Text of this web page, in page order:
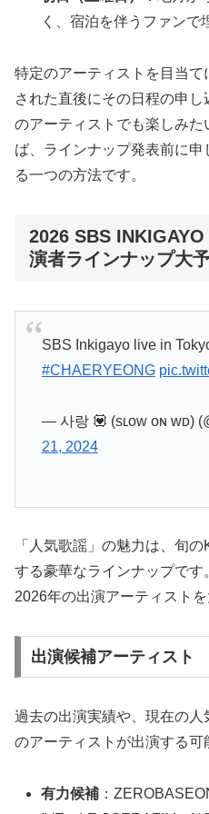
く、宿泊を伴うファンで
特定のアーティストを目当
された直後にその日程の申
のアーティストでも楽しみ
ば、ラインナップ発表前に
る一つの方法です。
2026 SBS
演者ラインナップ大
SBS Inkigayo live in
#CHAERYEONG
— 사랑 💟 (sʟᴏᴡ ᴏɴ ᴡᴅ)
21, 2024
「人気歌謡」の魅力は、旬
する豪華なラインナップです
2026年の出演アーティストを
出演候補アーティスト
過去の出演実績や、現在の
のアーティストが出演する可
有力候補 ：